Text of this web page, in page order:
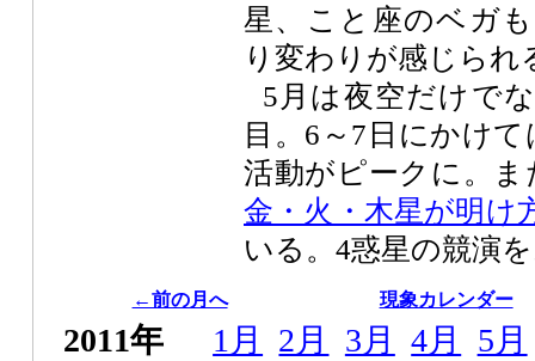
星、こと座のベガ
り変わりが感じられ
5月は夜空だけで
目。6～7日にかけて
活動がピークに。
金・火・木星が明け
いる。4惑星の競演
←前の月へ 現象カレンダー
2011年 1月 2月 3月 4月
5月